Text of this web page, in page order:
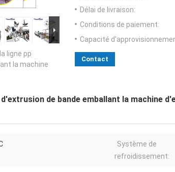
ligne pp
la machine
Délai de livraison:
Conditions de paiement:
Capacité
Contact
de bande emballant la machine
Système de
refroidissement: